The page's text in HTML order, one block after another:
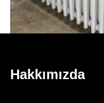
Hakkımızda